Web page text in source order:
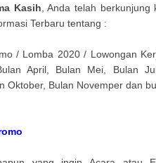
Kasih , Anda telah
Terbaru tentang :
/ Lomba 2020 / Lowongan
April, Bulan Mei, Bulan
Oktober, Bulan Novemper dan